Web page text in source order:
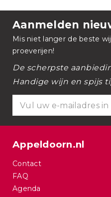
Aanmelden
Mis niet langer de beste
proeverijen!
De scherpste
Handige wijn en spijs
Appeldoorn.nl
Contact
FAQ
Agenda